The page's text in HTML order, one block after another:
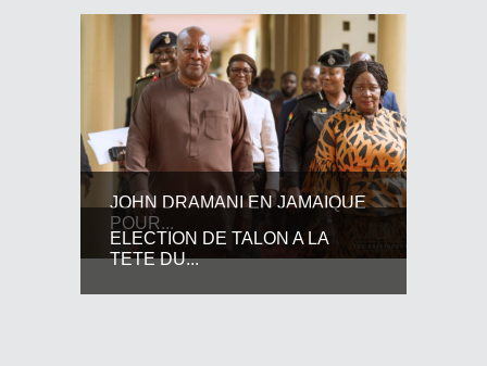
JOHN DRAMANI EN JAMAIQUE
POUR...
ELECTION DE TALON A LA
TETE DU...